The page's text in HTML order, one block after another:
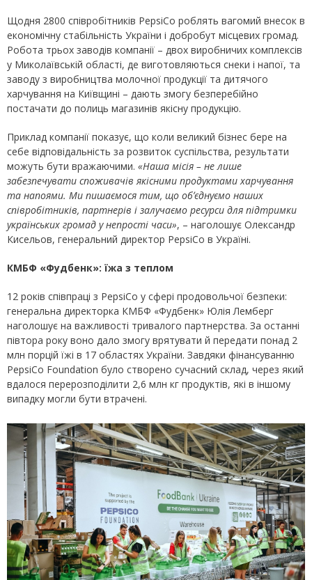
Щодня 2800 співробітників PepsiCo роблять вагомий внесок в
економічну стабільність України і добробут місцевих громад.
Робота трьох заводів компанії – двох виробничих комплексів
у Миколаївській області, де виготовляються снеки і напої, та
заводу з виробництва молочної продукції та дитячого
харчування на Київщині – дають змогу безперебійно
постачати до полиць магазинів якісну продукцію.
Приклад компанії показує, що коли великий бізнес бере на
себе відповідальність за розвиток суспільства, результати
можуть бути вражаючими. «Наша місія – не лише
забезпечувати споживачів якісними продуктами харчування
та напоями. Ми пишаємося тим, що обʼєднуємо наших
співробітників, партнерів і залучаємо ресурси для підтримки
українських громад у непрості часи», – наголошує Олександр
Кисельов, генеральний директор PepsiCo в Україні.
КМБФ «Фудбенк»: їжа з теплом
12 років співпраці з PepsiCo у сфері продовольчої безпеки:
генеральна директорка КМБФ «Фудбенк» Юлія Лемберг
наголошує на важливості тривалого партнерства. За останні
півтора року воно дало змогу врятувати й передати понад 2
млн порцій їжі в 17 областях України. Завдяки фінансуванню
PepsiCo Foundation було створено сучасний склад, через який
вдалося перерозподілити 2,6 млн кг продуктів, які в іншому
випадку могли бути втрачені.